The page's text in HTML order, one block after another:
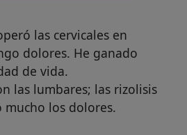
las cervicales en
dolores. He ganado
de vida.
las lumbares; las rizolisis
mucho los dolores.